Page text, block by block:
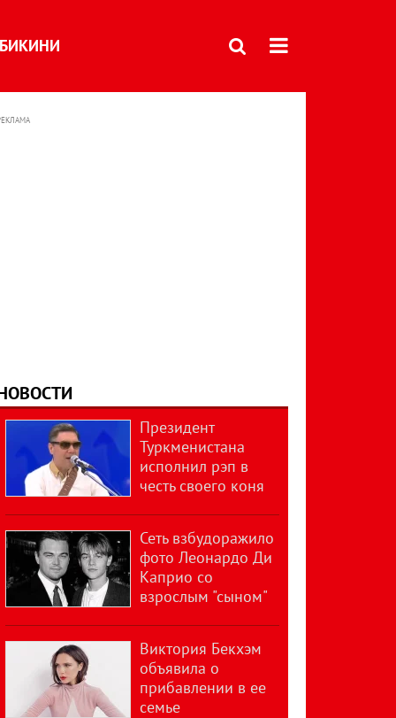
БИКИНИ
Президент
Туркменистана
исполнил рэп в
честь своего коня
Сеть взбудоражило
фото Леонардо Ди
Каприо со
взрослым "сыном"
Виктория Бекхэм
объявила о
прибавлении в ее
семье